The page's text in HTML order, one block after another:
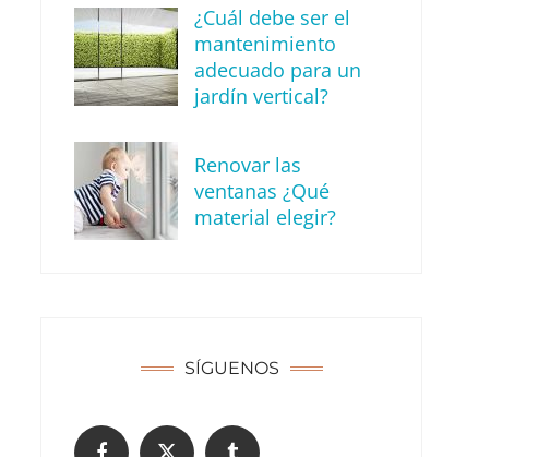
¿Cuál debe ser el
mantenimiento
adecuado para un
jardín vertical?
Renovar las
ventanas ¿Qué
material elegir?
SÍGUENOS